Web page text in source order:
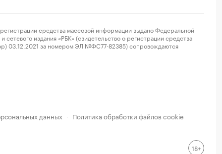
средства массовой информации выдано Федеральной
издания «РБК» (свидетельство о регистрации средства
03.12.2021 за номером ЭЛ №ФС77-82385) сопровождаются
данных · Политика обработки файлов cookie
18+